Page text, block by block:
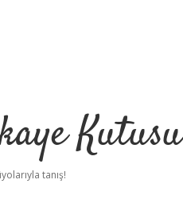
Kutusu
tanış!